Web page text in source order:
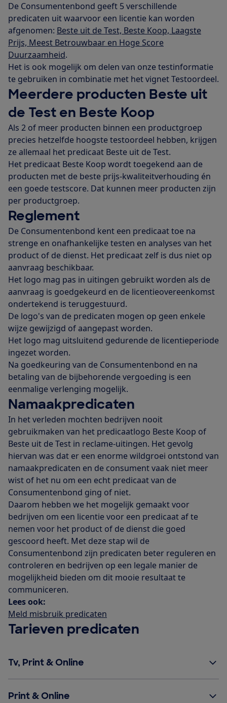
De Consumentenbond geeft 5 verschillende
predicaten uit waarvoor een licentie kan worden
afgenomen: Beste uit de Test, Beste Koop, Laagste
Prijs, Meest Betrouwbaar en Hoge Score
Duurzaamheid.
Het is ook mogelijk om delen van onze testinformatie
te gebruiken in combinatie met het vignet Testoordeel.
Meerdere producten Beste uit
de Test en Beste Koop
Als 2 of meer producten binnen een productgroep
precies hetzelfde hoogste testoordeel hebben, krijgen
ze allemaal het predicaat Beste uit de Test.
Het predicaat Beste Koop wordt toegekend aan de
producten met de beste prijs-kwaliteitverhouding én
een goede testscore. Dat kunnen meer producten zijn
per productgroep.
Reglement
De Consumentenbond kent een predicaat toe na
strenge en onafhankelijke testen en analyses van het
product of de dienst. Het predicaat zelf is dus niet op
aanvraag beschikbaar.
Het logo mag pas in uitingen gebruikt worden als de
aanvraag is goedgekeurd en de licentieovereenkomst
ondertekend is teruggestuurd.
De logo's van de predicaten mogen op geen enkele
wijze gewijzigd of aangepast worden.
Het logo mag uitsluitend gedurende de licentieperiode
ingezet worden.
Na goedkeuring van de Consumentenbond en na
betaling van de bijbehorende vergoeding is een
eenmalige verlenging mogelijk.
Namaakpredicaten
In het verleden mochten bedrijven nooit
gebruikmaken van het predicaatlogo Beste Koop of
Beste uit de Test in reclame-uitingen. Het gevolg
hiervan was dat er een enorme wildgroei ontstond van
namaakpredicaten en de consument vaak niet meer
wist of het nu om een echt predicaat van de
Consumentenbond ging of niet.
Daarom hebben we het mogelijk gemaakt voor
bedrijven om een licentie voor een predicaat af te
nemen voor het product of de dienst die goed
gescoord heeft. Met deze stap wil de
Consumentenbond zijn predicaten beter reguleren en
controleren en bedrijven op een legale manier de
mogelijkheid bieden om dit mooie resultaat te
communiceren.
Lees ook:
Meld misbruik predicaten
Tarieven predicaten
Tv, Print & Online
Print & Online